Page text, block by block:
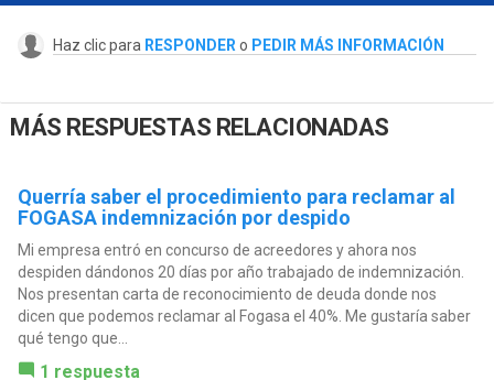
Haz clic para RESPONDER o PEDIR MÁS INFORMACIÓN
MÁS RESPUESTAS RELACIONADAS
Querría saber el procedimiento para reclamar al
FOGASA indemnización por despido
Mi empresa entró en concurso de acreedores y ahora nos
despiden dándonos 20 días por año trabajado de indemnización.
Nos presentan carta de reconocimiento de deuda donde nos
dicen que podemos reclamar al Fogasa el 40%. Me gustaría saber
qué tengo que...
1 respuesta